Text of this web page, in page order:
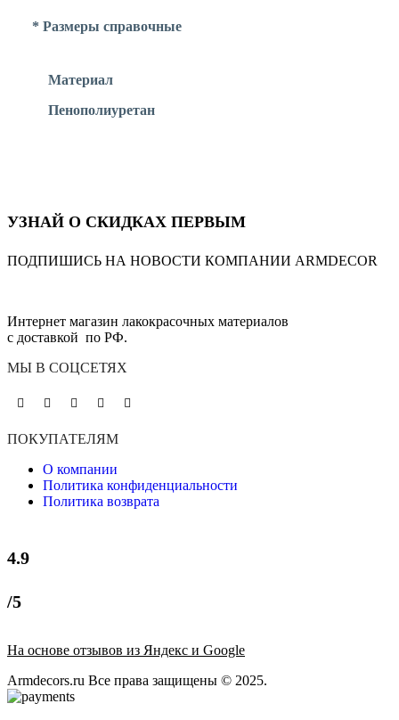
* Размеры справочные
Материал
Пенополиуретан
УЗНАЙ О СКИДКАХ ПЕРВЫМ
ПОДПИШИСЬ НА НОВОСТИ КОМПАНИИ ARMDECOR
Интернет магазин лакокрасочных материалов
с доставкой по РФ.
МЫ В СОЦСЕТЯХ
ПОКУПАТЕЛЯМ
О компании
Политика конфиденциальности
Политика возврата
4.9
/5
На основе отзывов из Яндекс и Google
Armdecors.ru Все права защищены © 2025. ​